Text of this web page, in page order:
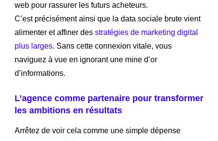
web pour rassurer les futurs acheteurs.
C’est précisément ainsi que la data sociale brute vient
alimenter et affiner des stratégies de marketing digital
plus larges. Sans cette connexion vitale, vous
naviguez à vue en ignorant une mine d’or
d’informations.
L’agence comme partenaire pour transformer
les ambitions en résultats
Arrêtez de voir cela comme une simple dépense